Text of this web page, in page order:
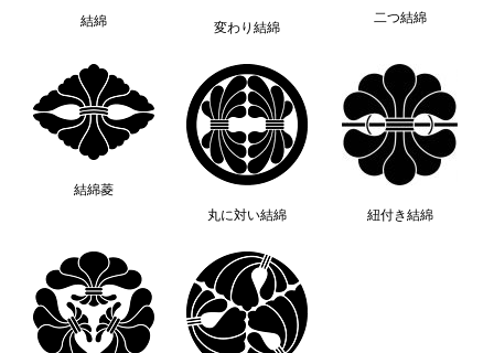
結綿 変わり結綿
二つ結綿
結綿菱
丸に対い結綿
紐付き結綿